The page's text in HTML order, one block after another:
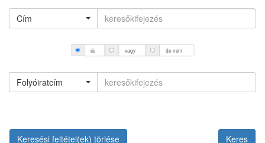
Cím
és vagy de nem
Folyóiratcím
Keresési feltétel(ek) törlése